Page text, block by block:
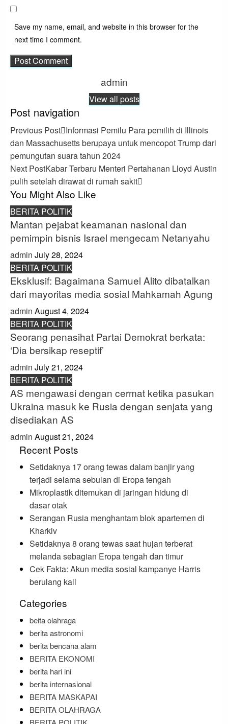
Save my name, email, and website in this browser for the
next time I comment.
admin
View all posts
Post navigation
Previous Post Informasi Pemilu Para pemilih di Illinois
dan Massachusetts berupaya untuk mencopot Trump dari
pemungutan suara tahun 2024
Next PostKabar Terbaru Menteri Pertahanan Lloyd Austin
pulih setelah dirawat di rumah sakit
You Might Also Like
BERITA POLITIK
Mantan pejabat keamanan nasional dan
pemimpin bisnis Israel mengecam Netanyahu
admin July 28, 2024
BERITA POLITIK
Eksklusif: Bagaimana Samuel Alito dibatalkan
dari mayoritas media sosial Mahkamah Agung
admin August 4, 2024
BERITA POLITIK
Seorang penasihat Partai Demokrat berkata:
‘Dia bersikap reseptif’
admin July 21, 2024
BERITA POLITIK
AS mengawasi dengan cermat ketika pasukan
Ukraina masuk ke Rusia dengan senjata yang
disediakan AS
admin August 21, 2024
Recent Posts
Setidaknya 17 orang tewas dalam banjir yang
terjadi selama sebulan di Eropa tengah
Mikroplastik ditemukan di jaringan hidung di
dasar otak
Serangan Rusia menghantam blok apartemen di
Kharkiv
Setidaknya 8 orang tewas saat hujan terberat
melanda sebagian Eropa tengah dan timur
Cek Fakta: Akun media sosial kampanye Harris
berulang kali
Categories
beita olahraga
berita astronomi
berita bencana alam
BERITA EKONOMI
berita hari ini
berita internasional
BERITA MASKAPAI
BERITA OLAHRAGA